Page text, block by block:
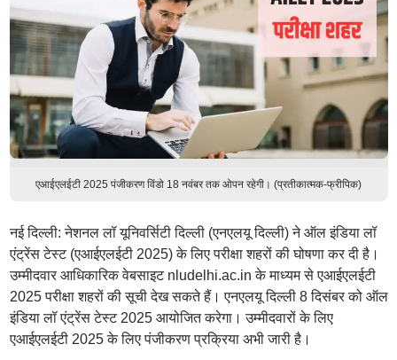
एआईएलईटी 2025 पंजीकरण विंडो 18 नवंबर तक ओपन रहेगी। (प्रतीकात्मक-फ्रीपिक)
नई दिल्ली: नेशनल लॉ यूनिवर्सिटी दिल्ली (एनएलयू दिल्ली) ने ऑल इंडिया लॉ
एंट्रेंस टेस्ट (एआईएलईटी 2025) के लिए परीक्षा शहरों की घोषणा कर दी है।
उम्मीदवार आधिकारिक वेबसाइट nludelhi.ac.in के माध्यम से एआईएलईटी
2025 परीक्षा शहरों की सूची देख सकते हैं। एनएलयू दिल्ली 8 दिसंबर को ऑल
इंडिया लॉ एंट्रेंस टेस्ट 2025 आयोजित करेगा। उम्मीदवारों के लिए
एआईएलईटी 2025 के लिए पंजीकरण प्रक्रिया अभी जारी है।